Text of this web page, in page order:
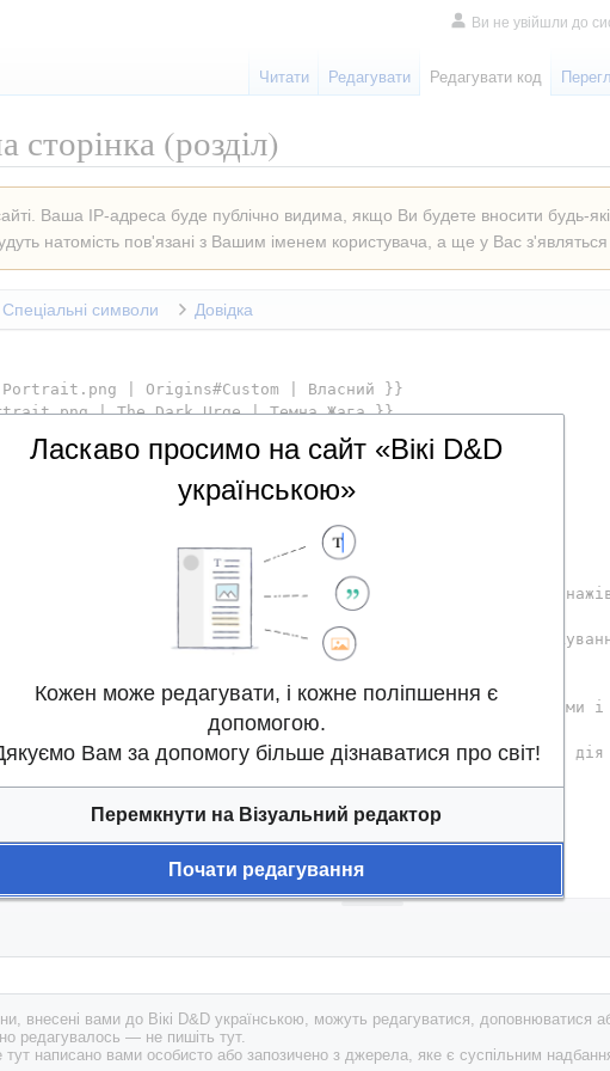
сторінка (розділ)
Ваша IP-адреса буде публічно видима, якщо Ви будете вносити будь-
натомість пов'язані з Вашим іменем користувача, а ще у Вас з'являться
Спеціальні символи Довідка
внесені вами до Вікі D&D українською, можуть редагуватися,
редагувалось — не пишіть тут.
написано вами особисто або запозичено з джерела, яке є суспільним
Ви не увійшли до
Читати Редагувати Редагувати код
Ласкаво просимо на сайт «Вікі D&D
українською»
Кожен може редагувати, і кожне поліпшення є
допомогою.
Вам за допомогу більше дізнаватися про світ!
Перемкнути на Візуальний редактор
Почати редагування